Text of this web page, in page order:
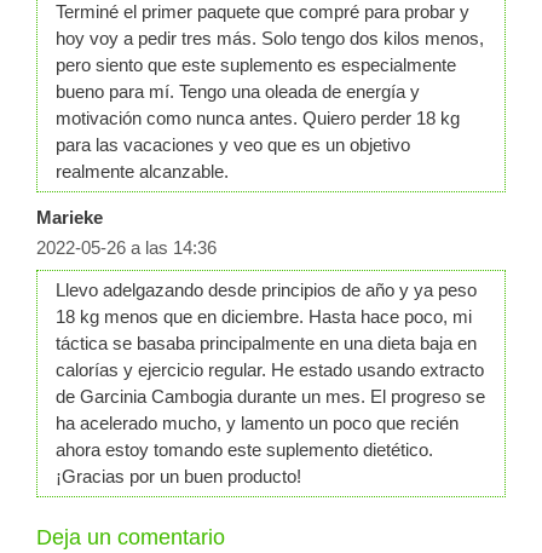
Terminé el primer paquete que compré para probar y
hoy voy a pedir tres más. Solo tengo dos kilos menos,
pero siento que este suplemento es especialmente
bueno para mí. Tengo una oleada de energía y
motivación como nunca antes. Quiero perder 18 kg
para las vacaciones y veo que es un objetivo
realmente alcanzable.
Marieke
2022-05-26 a las 14:36
Llevo adelgazando desde principios de año y ya peso
18 kg menos que en diciembre. Hasta hace poco, mi
táctica se basaba principalmente en una dieta baja en
calorías y ejercicio regular. He estado usando extracto
de Garcinia Cambogia durante un mes. El progreso se
ha acelerado mucho, y lamento un poco que recién
ahora estoy tomando este suplemento dietético.
¡Gracias por un buen producto!
Deja un comentario